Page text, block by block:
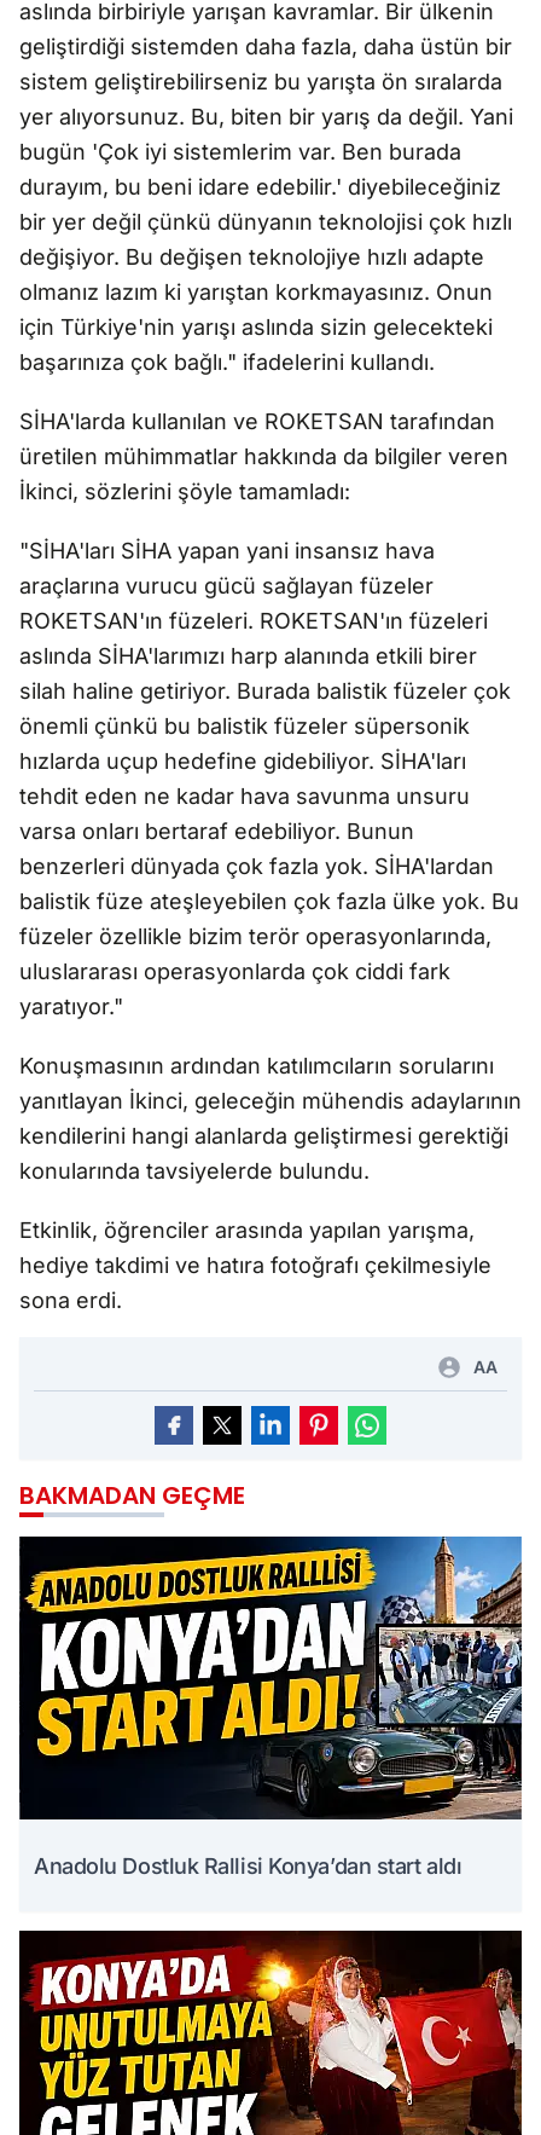
aslında birbiriyle yarışan kavramlar. Bir ülkenin
geliştirdiği sistemden daha fazla, daha üstün bir
sistem geliştirebilirseniz bu yarışta ön sıralarda
yer alıyorsunuz. Bu, biten bir yarış da değil. Yani
bugün 'Çok iyi sistemlerim var. Ben burada
durayım, bu beni idare edebilir.' diyebileceğiniz
bir yer değil çünkü dünyanın teknolojisi çok hızlı
değişiyor. Bu değişen teknolojiye hızlı adapte
olmanız lazım ki yarıştan korkmayasınız. Onun
için Türkiye'nin yarışı aslında sizin gelecekteki
başarınıza çok bağlı." ifadelerini kullandı.
SİHA'larda kullanılan ve ROKETSAN tarafından
üretilen mühimmatlar hakkında da bilgiler veren
İkinci, sözlerini şöyle tamamladı:
"SİHA'ları SİHA yapan yani insansız hava
araçlarına vurucu gücü sağlayan füzeler
ROKETSAN'ın füzeleri. ROKETSAN'ın füzeleri
aslında SİHA'larımızı harp alanında etkili birer
silah haline getiriyor. Burada balistik füzeler çok
önemli çünkü bu balistik füzeler süpersonik
hızlarda uçup hedefine gidebiliyor. SİHA'ları
tehdit eden ne kadar hava savunma unsuru
varsa onları bertaraf edebiliyor. Bunun
benzerleri dünyada çok fazla yok. SİHA'lardan
balistik füze ateşleyebilen çok fazla ülke yok. Bu
füzeler özellikle bizim terör operasyonlarında,
uluslararası operasyonlarda çok ciddi fark
yaratıyor."
Konuşmasının ardından katılımcıların sorularını
yanıtlayan İkinci, geleceğin mühendis adaylarının
kendilerini hangi alanlarda geliştirmesi gerektiği
konularında tavsiyelerde bulundu.
Etkinlik, öğrenciler arasında yapılan yarışma,
hediye takdimi ve hatıra fotoğrafı çekilmesiyle
sona erdi.
AA
BAKMADAN GEÇME
Anadolu Dostluk Rallisi Konya’dan start aldı